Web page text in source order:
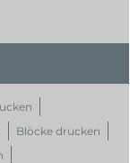
Blöcke drucken